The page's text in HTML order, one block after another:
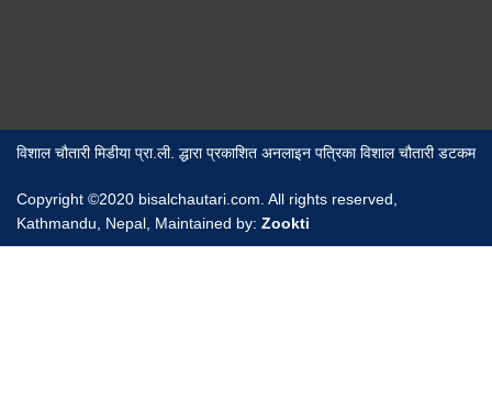
विशाल चौतारी मिडीया प्रा.ली. द्धारा प्रकाशित अनलाइन पत्रिका विशाल चौतारी डटकम
Copyright ©2020 bisalchautari.com. All rights reserved,
Kathmandu, Nepal, Maintained by: Zookti